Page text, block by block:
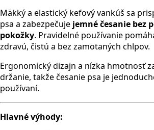
Mäkký a elastický kefový vankúš sa
psa a zabezpečuje jemné česanie bez
pokožky. Pravidelné používanie
zdravú, čistú a bez zamotaných chlpov.
Ergonomický dizajn a nízka hmotnosť
držanie, takže česanie psa je
používaní.
Hlavné výhody: